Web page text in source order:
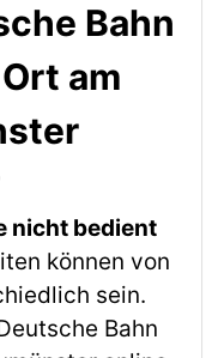
Bahn
am
nicht bedient
können von
sein.
Bahn